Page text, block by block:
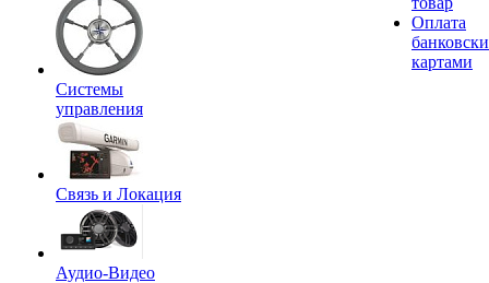
Системы
управления
Связь и Локация
Аудио-Видео
Оплата
картами